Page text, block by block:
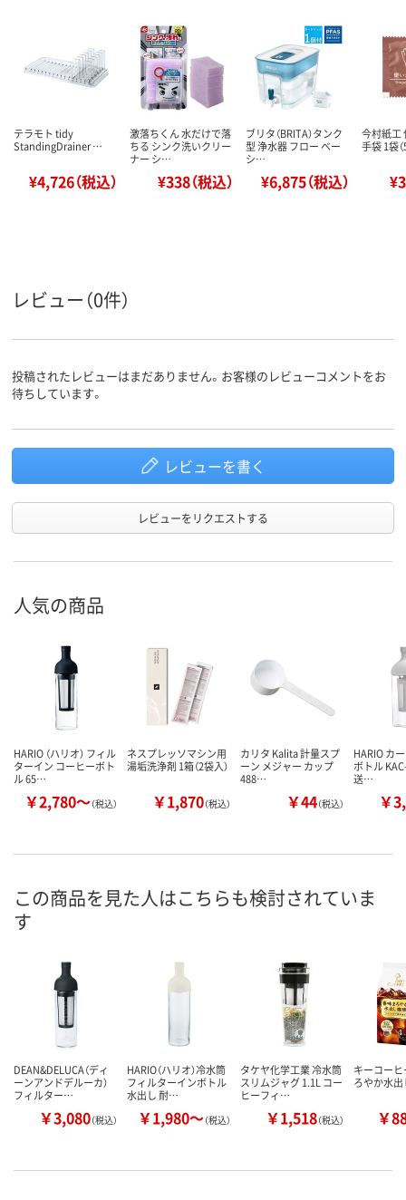
テラモト tidy
StandingDrainer …
¥4,726（税込）
激落ちくん 水だけで落
ちる シンク洗いクリー
ナー シ…
¥338（税込）
ブリタ（BRITA）タンク
型 浄水器 フロー ベー
シ…
¥6,875（税込）
今村紙工
手袋 1袋
レビュー（0件）
投稿されたレビューはまだありません。お客様のレビューコメントをお
待ちしています。
レビューを書く
レビューをリクエストする
人気の商品
HARIO （ハリオ） フィル
ターイン コーヒーボト
ル 65…
￥2,780～（税込）
ネスプレッソマシン用
湯垢洗浄剤 1箱（2袋入）
￥1,870（税込）
カリタ Kalita 計量スプ
ーン メジャー カップ
488…
￥44（税込）
HARIO カ
ボトル
送…
￥
この商品を見た人はこちらも検討されていま
す
DEAN&DELUCA（ディ
ーンアンドデルーカ）
フィルター…
￥3,080（税込）
HARIO（ハリオ）冷水筒
フィルターインボトル
水出し 耐…
￥1,980～（税込）
タケヤ化学工業 冷水筒
スリムジャグ 1.1L コー
ヒーフィ…
￥1,518（税込）
キーコー
ろやか水
￥